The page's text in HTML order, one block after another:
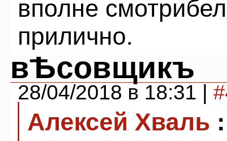
вполне
прилично.
вѢсовщикъ
28/04/2018 в 18:31 |
Алексей Хваль :